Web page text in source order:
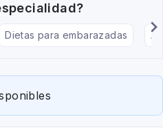
Dietas para embarazadas